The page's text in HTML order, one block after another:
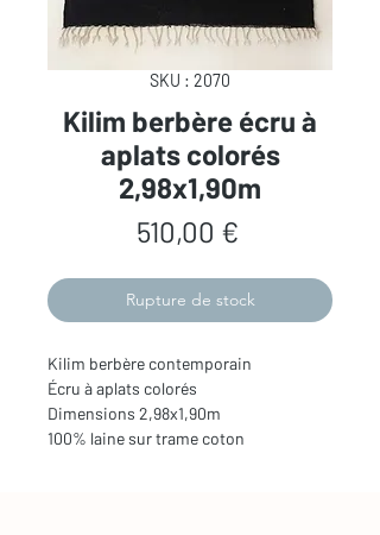
SKU : 2070
Kilim berbère écru à
aplats colorés
2,98x1,90m
510,00 €Prix
Rupture de stock
Kilim berbère contemporain
Écru à aplats colorés
Dimensions 2,98x1,90m
100% laine sur trame coton